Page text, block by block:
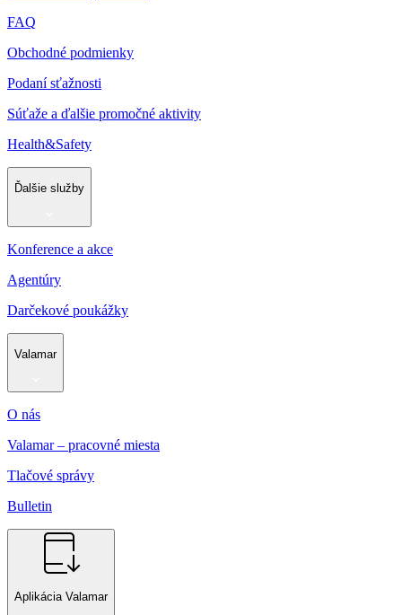
FAQ
Obchodné podmienky
Podaní sťažnosti
Súťaže a ďalšie promočné aktivity
Health&Safety
Ďalšie služby
Konference a akce
Agentúry
Darčekové poukážky
Valamar
O nás
Valamar – pracovné miesta
Tlačové správy
Bulletin
Aplikácia Valamar